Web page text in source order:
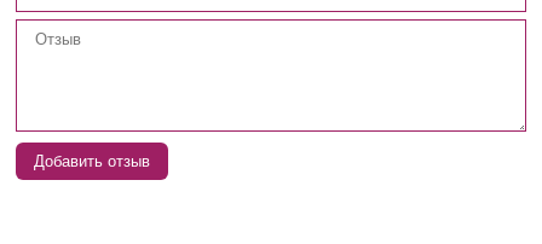
Добавить отзыв